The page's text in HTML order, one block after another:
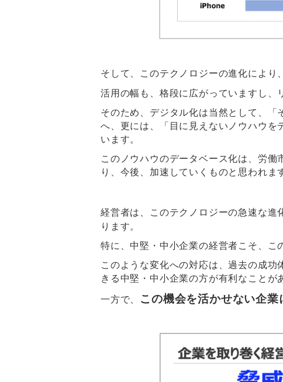
そして、このテクノロジーの進化により、
活用の幅も、格段に広がっていますし、
そのため、デジタル化は当然として、
へ、更には、「目に見えないノウハウを
います。
このノウハウのデータベース化は、労
り、今後、加速していくものと思われま
経営者は、このテクノロジーの急速な進
ります。
特に、中堅・中小企業の経営者こそ、こ
このような変化への対応は、過去の成
きる中堅・中小企業の方が有利なことが
一方で、 この機会を活かせない企